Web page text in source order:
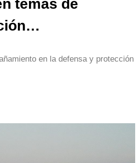
temas de
en la defensa y protección